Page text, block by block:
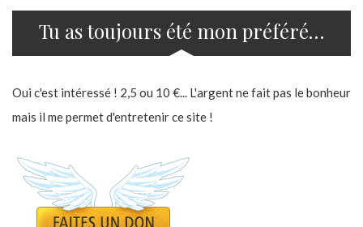
Tu as toujours été mon préféré…
Oui c'est intéressé ! 2,5 ou 10 €... L'argent ne fait pas le bonheur
mais il me permet d'entretenir ce site !